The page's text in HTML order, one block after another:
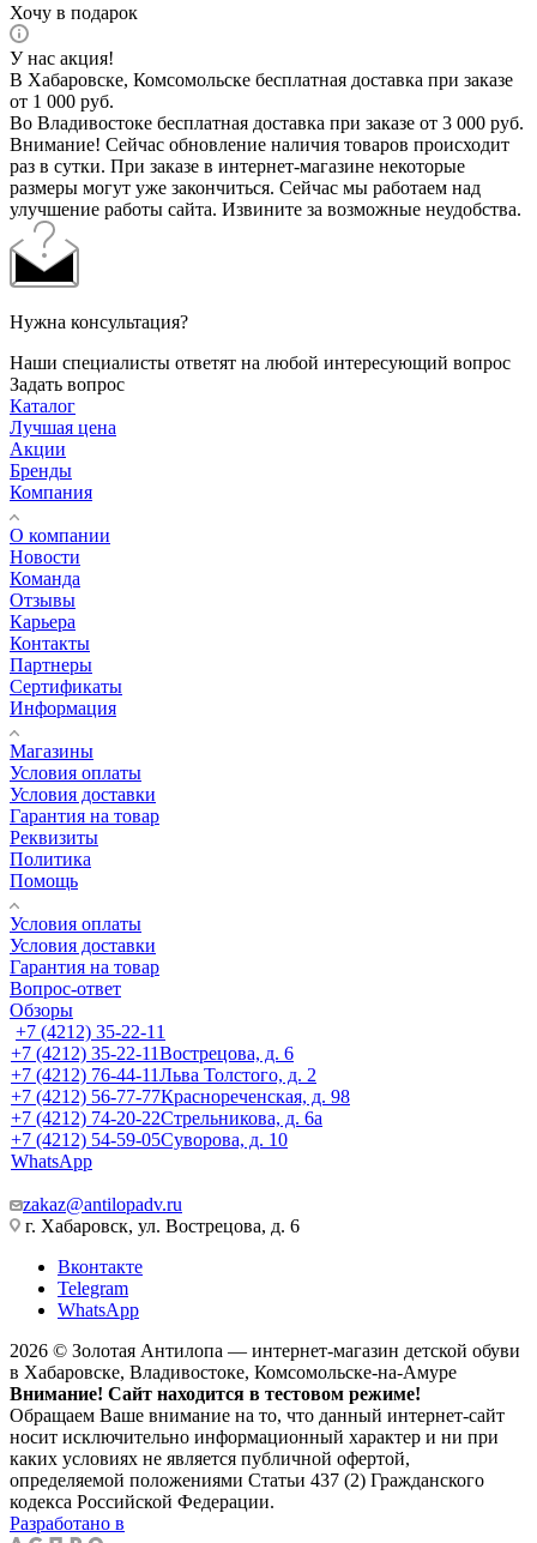
Хочу в подарок
У нас акция!
В Хабаровске, Комсомольске бесплатная доставка при заказе
от 1 000 руб.
Во Владивостоке бесплатная доставка при заказе от 3 000 руб.
Внимание! Сейчас обновление наличия товаров происходит
раз в сутки. При заказе в интернет-магазине некоторые
размеры могут уже закончиться. Сейчас мы работаем над
улучшение работы сайта. Извините за возможные неудобства.
Нужна консультация?
Наши специалисты ответят на любой интересующий вопрос
Задать вопрос
Каталог
Лучшая цена
Акции
Бренды
Компания
О компании
Новости
Команда
Отзывы
Карьера
Контакты
Партнеры
Сертификаты
Информация
Магазины
Условия оплаты
Условия доставки
Гарантия на товар
Реквизиты
Политика
Помощь
Условия оплаты
Условия доставки
Гарантия на товар
Вопрос-ответ
Обзоры
+7 (4212) 35-22-11
+7 (4212) 35-22-11Вострецова, д. 6
+7 (4212) 76-44-11Льва Толстого, д. 2
+7 (4212) 56-77-77Краснореченская, д. 98
+7 (4212) 74-20-22Стрельникова, д. 6а
+7 (4212) 54-59-05Суворова, д. 10
WhatsApp
zakaz@antilopadv.ru
г. Хабаровск, ул. Вострецова, д. 6
Вконтакте
Telegram
WhatsApp
2026 © Золотая Антилопа — интернет-магазин детской обуви
в Хабаровске, Владивостоке, Комсомольске-на-Амуре
Внимание! Сайт находится в тестовом режиме!
Обращаем Ваше внимание на то, что данный интернет-сайт
носит исключительно информационный характер и ни при
каких условиях не является публичной офертой,
определяемой положениями Статьи 437 (2) Гражданского
кодекса Российской Федерации.
Разработано в